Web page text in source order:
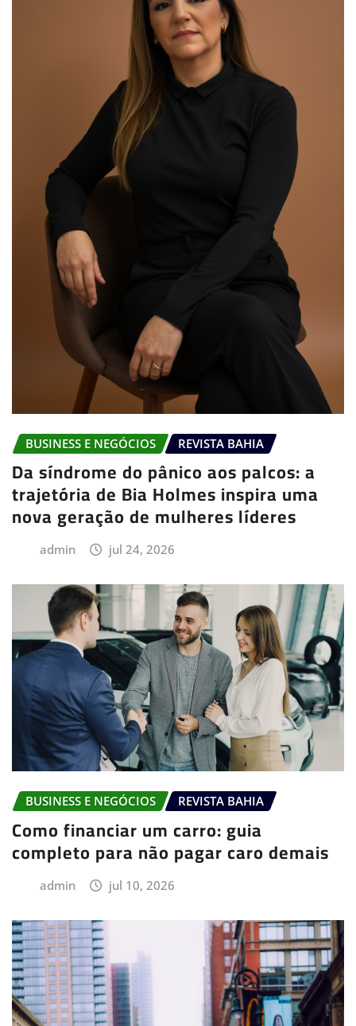
BUSINESS E NEGÓCIOS REVISTA BAHIA
Da síndrome do pânico aos palcos: a
trajetória de Bia Holmes inspira uma
nova geração de mulheres líderes
admin jul 24, 2026
BUSINESS E NEGÓCIOS REVISTA BAHIA
Como financiar um carro: guia
completo para não pagar caro demais
admin jul 10, 2026